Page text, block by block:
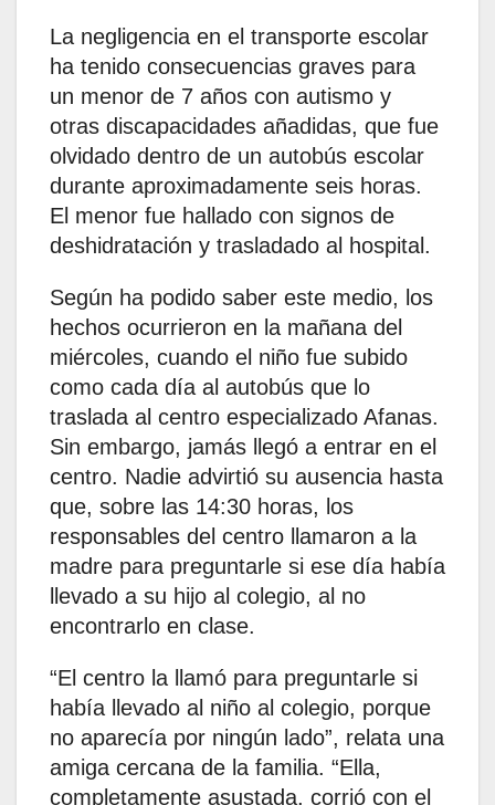
La negligencia en el transporte escolar
ha tenido consecuencias graves para
un menor de 7 años con autismo y
otras discapacidades añadidas, que fue
olvidado dentro de un autobús escolar
durante aproximadamente seis horas.
El menor fue hallado con signos de
deshidratación y trasladado al hospital.
Según ha podido saber este medio, los
hechos ocurrieron en la mañana del
miércoles, cuando el niño fue subido
como cada día al autobús que lo
traslada al centro especializado Afanas.
Sin embargo, jamás llegó a entrar en el
centro. Nadie advirtió su ausencia hasta
que, sobre las 14:30 horas, los
responsables del centro llamaron a la
madre para preguntarle si ese día había
llevado a su hijo al colegio, al no
encontrarlo en clase.
“El centro la llamó para preguntarle si
había llevado al niño al colegio, porque
no aparecía por ningún lado”, relata una
amiga cercana de la familia. “Ella,
completamente asustada, corrió con el